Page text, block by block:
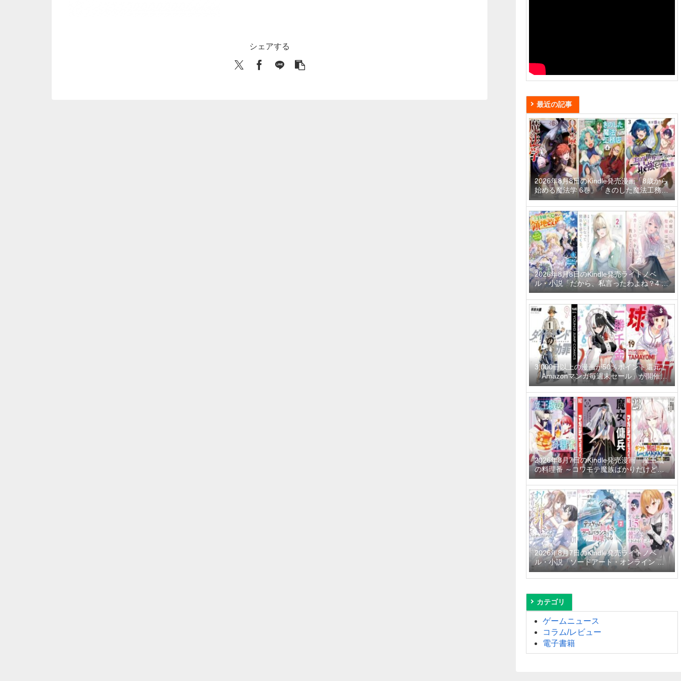
シェアする
最近の記事
2026年8月8日のKindle発売漫画「8歳から
始める魔法学 6巻」「きのした魔法工務店
異世界工法で最強の家づくりを 4巻」「迷
宮狂走曲 3 ～エロゲ世界なのにエロそっ
ちのけでひたすら最強を目指すモブ転生者
～」など
2026年8月8日のKindle発売ライトノベ
ル・小説「だから、私言ったわよね？4 ～
没落令嬢の案外楽しい領地改革～」「学園
一かわいい後輩の命の恩人になったら、通
い妻になって関係を迫ってくる。 2巻」
「隣の席の聖女様は俺にこっそりスカート
の中を教えてくれる」など
3,000冊以上の漫画が50％ポイント還元！
「Amazonマンガ毎週末セール」が開催
中、終了予定日は8月9日！
2026年8月7日のKindle発売漫画「魔王城
の料理番 ～コワモテ魔族ばかりだけど、
ホワイトな職場です～ 6巻」「魔女と傭兵
9巻」「信じていた仲間達にダンジョン奥
地で殺されかけたがギフト『無限ガチャ』
でレベル9999の仲間達を手に入れて元パ
ーティーメンバーと世界に復讐＆『ざま
ぁ！』します！ 23巻」など
2026年8月7日のKindle発売ライトノベ
ル・小説「ソードアート・オンライン マ
テリアル1 シュガーリィ・デイズ」「デス
ゲームに巻き込まれた山本さん、気ままに
比1：5の世界でも普通に生きられると思
った？6 ～激重感情な彼女たちが無自覚男
子に翻弄されたら～」など
カテゴリ
ゲームニュース
コラム/レビュー
電子書籍